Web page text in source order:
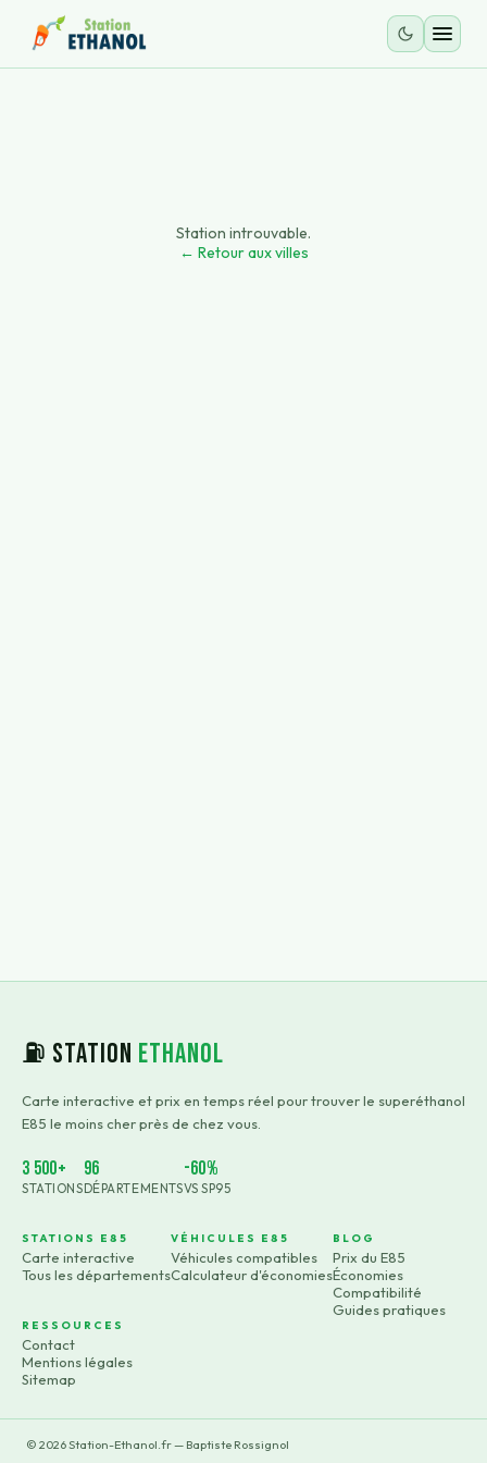
Station introuvable.
← Retour aux villes
⛽ Station Ethanol
Carte interactive et prix en temps réel pour trouver le superéthanol
E85 le moins cher près de chez vous.
3 500+
STATIONS
96
DÉPARTEMENTS
-60%
VS SP95
STATIONS E85
Carte interactive
Tous les départements
VÉHICULES E85
Véhicules compatibles
Calculateur d'économies
BLOG
Prix du E85
Économies
Compatibilité
Guides pratiques
RESSOURCES
Contact
Mentions légales
Sitemap
© 2026Station-Ethanol.fr — Baptiste Rossignol